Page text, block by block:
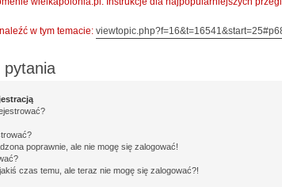
w tym temacie:
pytania
poprawnie, ale nie mogę się zalogować!
czas temu, ale teraz nie mogę się zalogować?!